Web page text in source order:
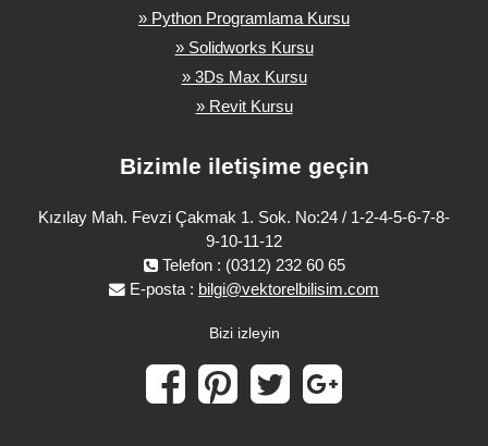
» Python Programlama Kursu
» Solidworks Kursu
» 3Ds Max Kursu
» Revit Kursu
Bizimle iletişime geçin
Kızılay Mah. Fevzi Çakmak 1. Sok. No:24 / 1-2-4-5-6-7-8-
9-10-11-12
Telefon : (0312) 232 60 65
E-posta : bilgi@vektorelbilisim.com
Bizi izleyin